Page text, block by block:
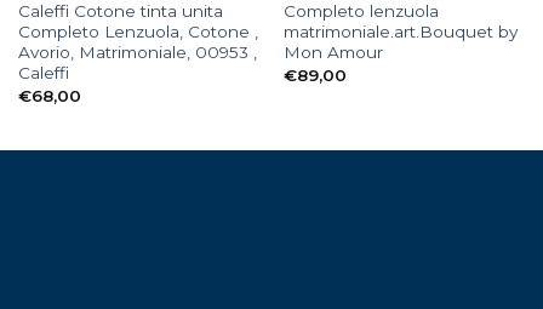
Caleffi Cotone tinta unita
Completo Lenzuola, Cotone ,
Avorio, Matrimoniale, 00953 ,
Caleffi
€68,00
Completo lenzuola
matrimoniale.art.Bouquet by
Mon Amour
€89,00